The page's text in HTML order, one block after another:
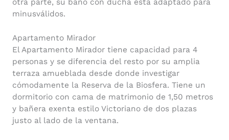
minusválidos.
Apartamento Mirador
El Apartamento Mirador tiene capacidad para 4
personas y se diferencia del resto por su amplia
terraza amueblada desde donde investigar
cómodamente la Reserva de la Biosfera. Tiene un
dormitorio con cama de matrimonio de 1,50 metros
y bañera exenta estilo Victoriano de dos plazas
justo al lado de la ventana.